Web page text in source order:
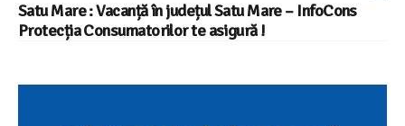
Satu Mare : Vacanță în județul Satu Mare – InfoCons
Protecția Consumatorilor te asigură !